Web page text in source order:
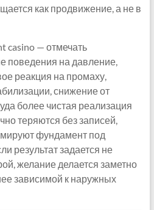
как продвижение, а не в
casino — отмечать
поведения на давление,
реакция на промаху,
снижение от
более чистая реализация
теряются без записей,
фундамент под
результат задается не
желание делается заметно
зависимой к наружных